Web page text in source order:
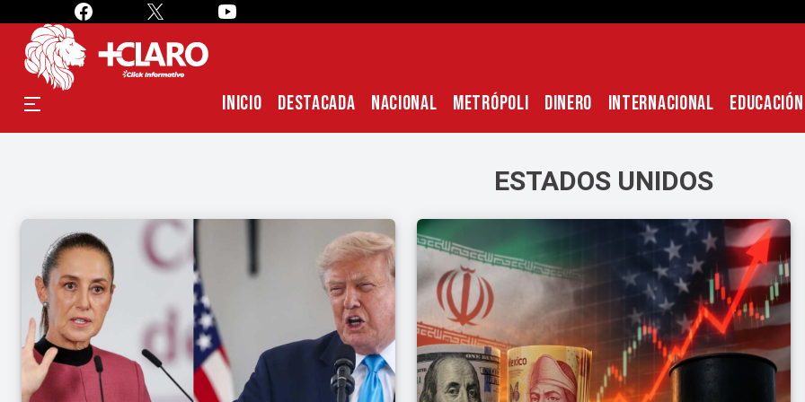
INICIO DESTACADA NACIONAL METRÓPOLI DINERO INTERNACIONAL EDUCACIÓN
ESTADOS UNIDOS